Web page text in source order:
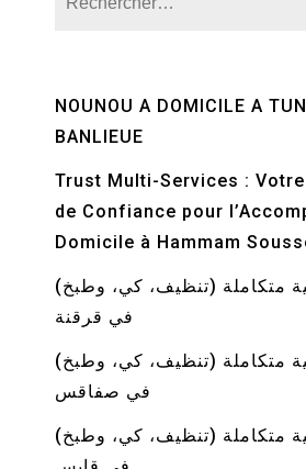
NOUNOU A DOMICILE A
BANLIEUE
Trust Multi-Services :
de Confiance pour
Domicile à Hammam
متكاملة (تنظيف، كي، وطبخ)
في قرقنة
متكاملة (تنظيف، كي، وطبخ)
في صفاقس
متكاملة (تنظيف، كي، وطبخ)